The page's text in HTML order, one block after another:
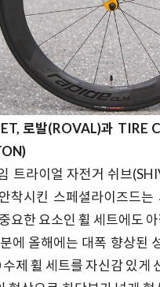
로발(ROVAL)과 TIRE
트라이얼 자전거 쉬브
착시킨 스페셜라이즈드는
요한 요소인 휠 세트에도
에 올해에는 대폭 향상된
제 휠 세트를 자신감 있게